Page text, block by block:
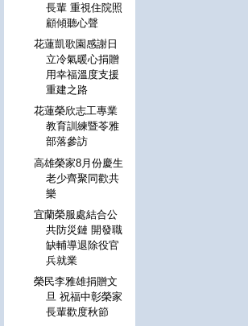
長輩 重視住院照
顧傾聽心聲
花蓮凱歌園感謝日
立冷氣暖心捐贈
用幸福溫度支援
重建之路
花蓮榮欣志工專業
教育訓練暨苓雅
部落參訪
高雄榮家8月份慶生
老少齊聚同歡共
樂
宜蘭榮服處結合公
共防災鏈 開發職
缺輔導退除役官
兵就業
榮民李雅雄捐贈文
旦 祝福中彰榮家
長輩歡度秋節